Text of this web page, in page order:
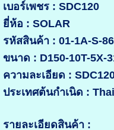
เบอร์เพชร : SDC120
ยี่ห้อ : SOLAR
รหัสสินค้า : 01-1A-S-
ขนาด : D150-10T-5X-
ความละเอียด :
ประเทศต้นกำเนิด :
รายละเอียดสินค้า :